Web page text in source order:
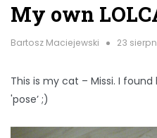
My own
Bartosz Maciejewski 23
This is my cat – Missi. I
'pose’ ;)